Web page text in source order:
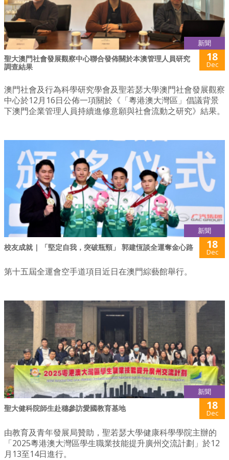
新聞
聖大澳門社會發展觀察中心聯合發佈關於本澳管理人員研究
調查結果
18
Dec
澳門社會及行為科學研究學會及聖若瑟大學澳門社會發展觀察
中心於12月16日公佈一項關於《「粵港澳大灣區」倡議背景
下澳門企業管理人員持續進修意願與社會流動之研究》結果。
新聞
校友成就 | 「堅定自我，突破瓶頸」 郭建恆談全運奪金心路 18
Dec
第十五屆全運會空手道項目近日在澳門綜藝館舉行。
新聞
聖大健科院師生赴穗參訪愛國教育基地 18
Dec
由教育及青年發展局贊助，聖若瑟大學健康科學學院主辦的
「2025粵港澳大灣區學生職業技能提升廣州交流計劃」於12
月13至14日進行。